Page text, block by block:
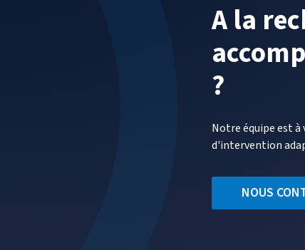
DE
LA
CNIL
A la
?
Notre équipe est
d'intervention
NOUS